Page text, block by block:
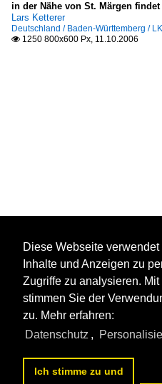
in der Nähe von St. Märgen
Lars Ketterer
Deutschland / Baden-Württemberg /
 1250 800x600 Px, 11.10.2006
Diese Webseite
Inhalte und Anzeigen zu
Zugriffe zu analysieren. Mit
stimmen Sie der
zu. Mehr erfahren:
Datenschutz ,
Ich stimme zu und